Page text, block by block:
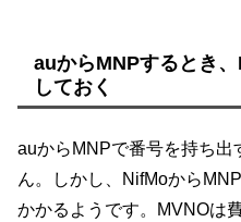
auからMNPするとき
しておく
auからMNPで番号を持ち出
ん。しかし、NifMoから
かかるようです。MVNOは